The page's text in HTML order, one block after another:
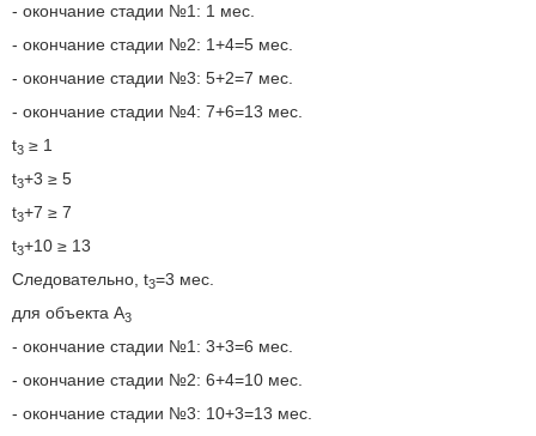
- окончание стадии №1: 1 мес.
- окончание стадии №2: 1+4=5 мес.
- окончание стадии №3: 5+2=7 мес.
- окончание стадии №4: 7+6=13 мес.
t3 ≥ 1
t3+3 ≥ 5
t3+7 ≥ 7
t3+10 ≥ 13
Следовательно, t3=3 мес.
для объекта A3
- окончание стадии №1: 3+3=6 мес.
- окончание стадии №2: 6+4=10 мес.
- окончание стадии №3: 10+3=13 мес.